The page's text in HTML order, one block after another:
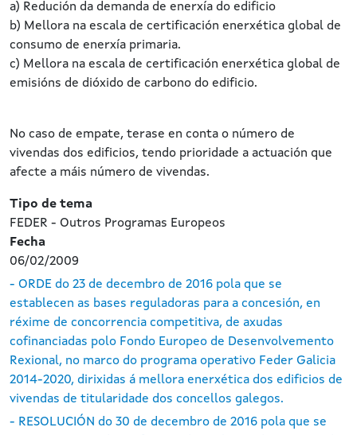
a) Redución da demanda de enerxía do edificio
b) Mellora na escala de certificación enerxética global de
consumo de enerxía primaria.
c) Mellora na escala de certificación enerxética global de
emisións de dióxido de carbono do edificio.
No caso de empate, terase en conta o número de
vivendas dos edificios, tendo prioridade a actuación que
afecte a máis número de vivendas.
Tipo de tema
FEDER - Outros Programas Europeos
Fecha
06/02/2009
- ORDE do 23 de decembro de 2016 pola que se
establecen as bases reguladoras para a concesión, en
réxime de concorrencia competitiva, de axudas
cofinanciadas polo Fondo Europeo de Desenvolvemento
Rexional, no marco do programa operativo Feder Galicia
2014-2020, dirixidas á mellora enerxética dos edificios de
vivendas de titularidade dos concellos galegos.
- RESOLUCIÓN do 30 de decembro de 2016 pola que se